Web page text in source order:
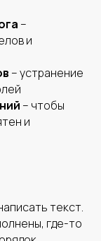
–
и
– устранение
– чтобы
и
текст.
где-то